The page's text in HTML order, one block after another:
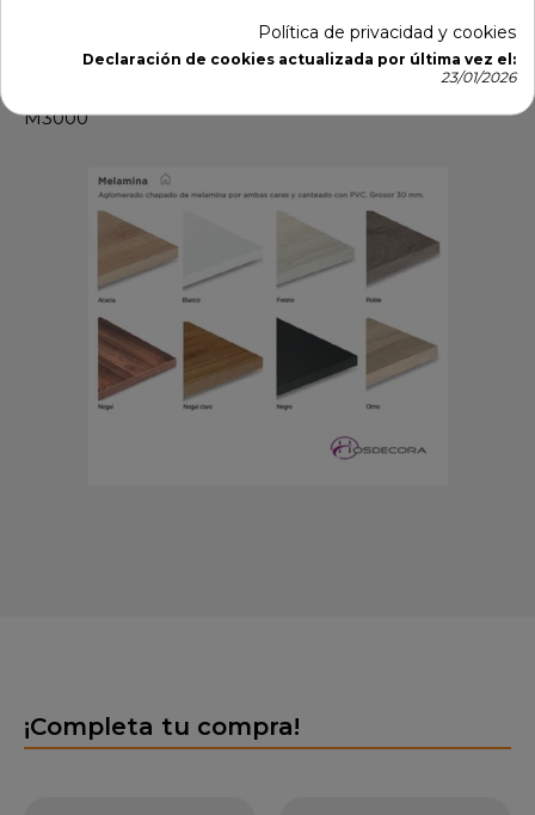
Para mas información no dude en ponerse en
contacto con nosotros y le resolveremos todas las
M3000
¡Completa tu compra!
Política de privacidad y cookies
Declaración de cookies actualizada por última vez el:
23/01/2026